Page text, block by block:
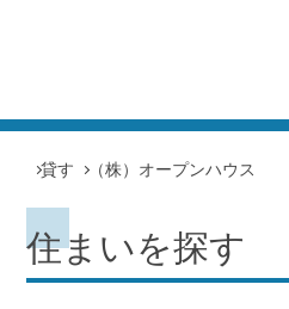
貸す （株）オープンハウス
住まいを探す